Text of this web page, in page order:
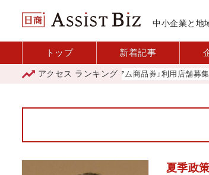
中小企業と地
トップ 新着記事
アクセス ランキング
「青森市プレミアム商品券」利用店舗募集中（青森
夏季政